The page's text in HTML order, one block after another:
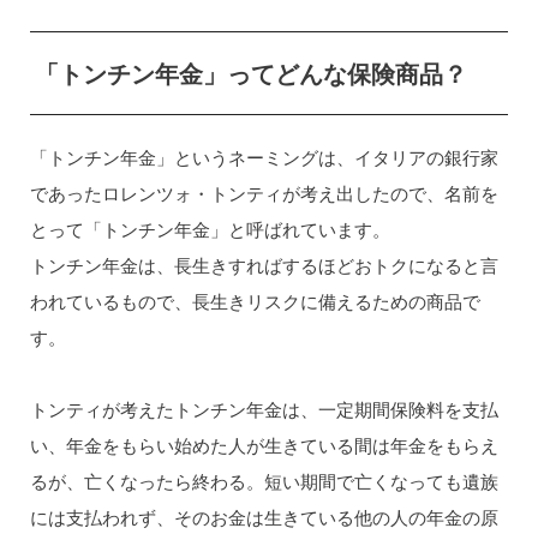
「トンチン年金」ってどんな保険商品？
「トンチン年金」というネーミングは、イタリアの銀行家
であったロレンツォ・トンティが考え出したので、名前を
とって「トンチン年金」と呼ばれています。
トンチン年金は、長生きすればするほどおトクになると言
われているもので、長生きリスクに備えるための商品で
す。
トンティが考えたトンチン年金は、一定期間保険料を支払
い、年金をもらい始めた人が生きている間は年金をもらえ
るが、亡くなったら終わる。短い期間で亡くなっても遺族
には支払われず、そのお金は生きている他の人の年金の原